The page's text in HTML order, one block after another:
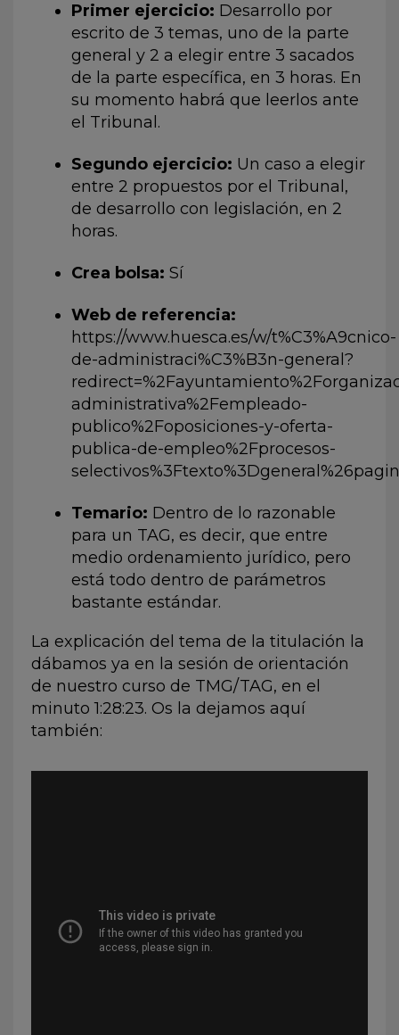
Primer ejercicio: Desarrollo por
escrito de 3 temas, uno de la parte
general y 2 a elegir entre 3 sacados
de la parte específica, en 3 horas. En
su momento habrá que leerlos ante
el Tribunal.
Segundo ejercicio: Un caso a elegir
entre 2 propuestos por el Tribunal,
de desarrollo con legislación, en 2
horas.
Crea bolsa: Sí
Web de referencia:
https://www.huesca.es/w/t%C3%A9cnico-
de-administraci%C3%B3n-general?
administrativa%2Fempleado-
publico%2Foposiciones-y-oferta-
publica-de-empleo%2Fprocesos-
Temario: Dentro de lo razonable
para un TAG, es decir, que entre
medio ordenamiento jurídico, pero
está todo dentro de parámetros
bastante estándar.
La explicación del tema de la titulación la
dábamos ya en la sesión de orientación
de nuestro curso de TMG/TAG, en el
minuto 1:28:23. Os la dejamos aquí
también: